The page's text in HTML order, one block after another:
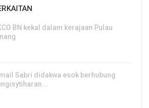
BN kekal dalam kerajaan Pulau
Sabri didakwa esok berhubung